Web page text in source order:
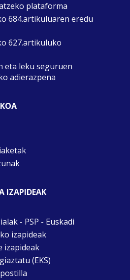
plataforma
684.artikuluaren eredu
627.artikuluko
eta leku seguruen
adierazpena
IZAPIDEAK
- PSP - Euskadi
izapideak
izapideak
(EKS)